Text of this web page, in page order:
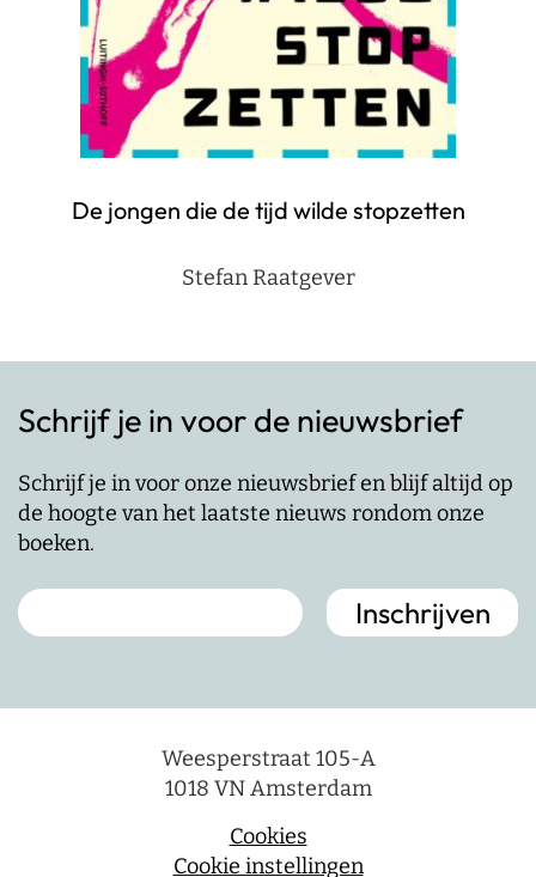
De jongen die de tijd wilde stopzetten
Stefan Raatgever
Schrijf je in voor de nieuwsbrief
Schrijf je in voor onze nieuwsbrief en blijf altijd op
de hoogte van het laatste nieuws rondom onze
boeken.
Weesperstraat 105-A
1018 VN Amsterdam
Cookies
Cookie instellingen